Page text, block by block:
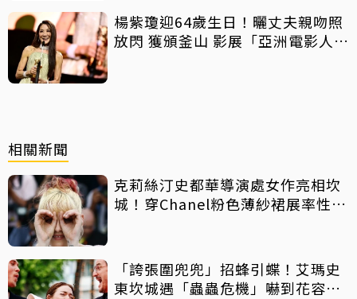
楊紫瓊迎64歲生日！曬丈夫親吻照
放閃 獲頒釜山 影展「亞洲電影人
相關新聞
克莉絲汀史都華導演處女作亮相坎
城！穿Chanel粉色薄紗裙展率性俏
「誇張圍兜兜」招蜂引蝶！艾瑪史
東坎城遇「蟲蟲危機」嚇到花容失